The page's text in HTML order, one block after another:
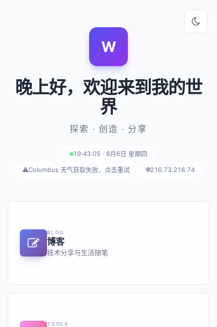
W
晚上好，欢迎来到我的世
界
探索 · 创造 · 分享
19:43:05 · 8月6日 星期四
⚠️Columbus 天气获取失败，点击重试 🌐216.73.216.74
BLOG
博客
技术分享与生活随笔
TOOLS